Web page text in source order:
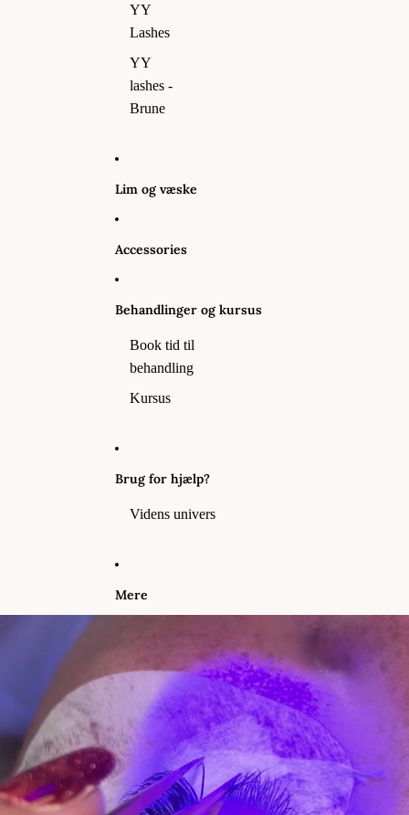
YY
Lashes
YY
lashes -
Brune
Lim og væske
Accessories
Behandlinger og kursus
Book tid til
behandling
Kursus
Brug for hjælp?
Videns univers
Mere
Gå til produktoplysninger